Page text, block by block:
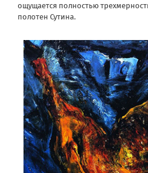
ощущается полностью
полотен Сутина.